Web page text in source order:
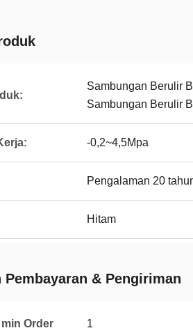
Sambungan Berulir
Sambungan Berulir
-0,2~4,5Mpa
Pengalaman 20
Hitam
Pembayaran & Pengiriman
Order 1